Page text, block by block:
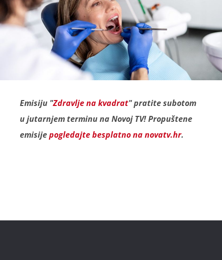
Emisiju "Zdravlje na kvadrat" pratite subotom
u jutarnjem terminu na Novoj TV! Propuštene
emisijepogledajte besplatno na novatv.hr.